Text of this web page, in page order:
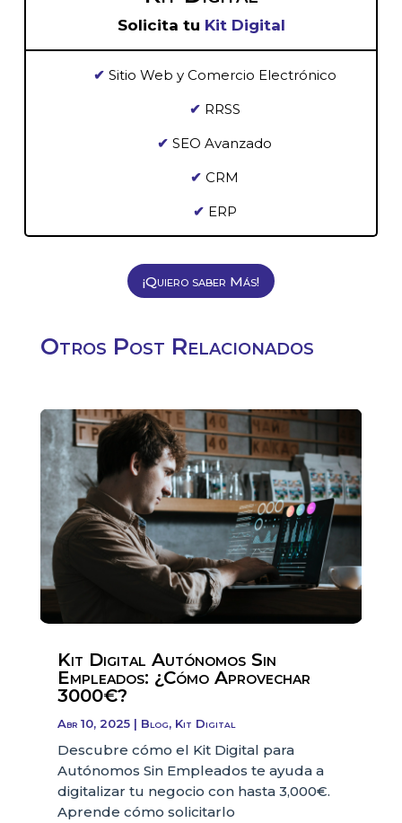
Solicita tu Kit Digital
✔ Sitio Web y Comercio Electrónico
✔ RRSS
✔ SEO Avanzado
✔ CRM
✔ ERP
¡Quiero saber Más!
Otros Post Relacionados
Kit Digital Autónomos Sin
Empleados: ¿Cómo Aprovechar
3000€?
Abr 10, 2025| Blog, Kit Digital
Descubre cómo el Kit Digital para
Autónomos Sin Empleados te ayuda a
digitalizar tu negocio con hasta 3,000€.
Aprende cómo solicitarlo